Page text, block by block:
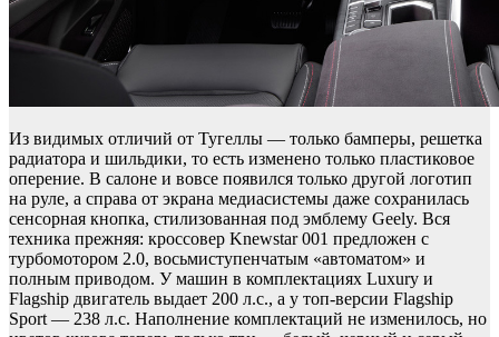
Из видимых отличий от Тугеллы — только бамперы, решетка
радиатора и шильдики, то есть изменено только пластиковое
оперение. В салоне и вовсе появился только другой логотип
на руле, а справа от экрана медиасистемы даже сохранилась
сенсорная кнопка, стилизованная под эмблему Geely. Вся
техника прежняя: кроссовер Knewstar 001 предложен с
турбомотором 2.0, восьмиступенчатым «автоматом» и
полным приводом. У машин в комплектациях Luxury и
Flagship двигатель выдает 200 л.с., а у топ-версии Flagship
Sport — 238 л.с. Наполнение комплектаций не изменилось, но